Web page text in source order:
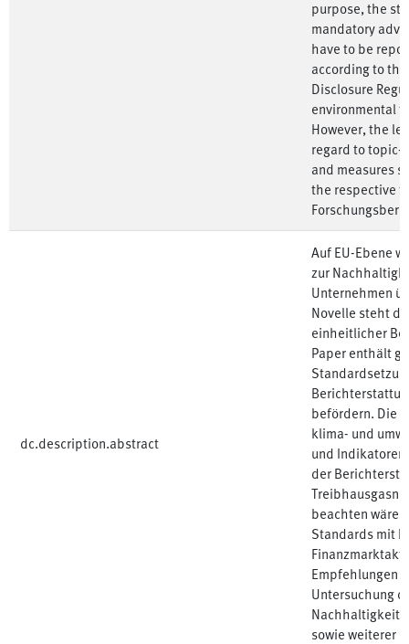
purpose, the
mandatory
have to be
according to
Disclosure
environmental
However, the
regard to topic-
and measures
the respective
dc.description.abstract
Auf EU-Ebene
zur
Unternehmen
Novelle steht
einheitlicher
Paper enthält
befördern. Die
klima- und
und
der
beachten wäre
Standards mit
Empfehlungen
Untersuchung
sowie weiterer